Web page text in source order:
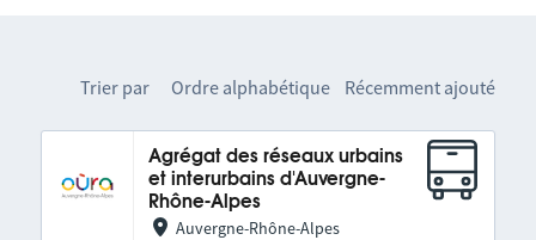
Trier par Ordre alphabétique Récemment ajouté
Agrégat des réseaux urbains
et interurbains d'Auvergne-
Rhône-Alpes
Auvergne-Rhône-Alpes